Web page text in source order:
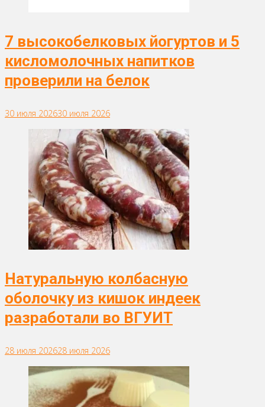
7 высокобелковых йогуртов и 5
кисломолочных напитков
проверили на белок
30 июля 202630 июля 2026
Натуральную колбасную
оболочку из кишок индеек
разработали во ВГУИТ
28 июля 202628 июля 2026